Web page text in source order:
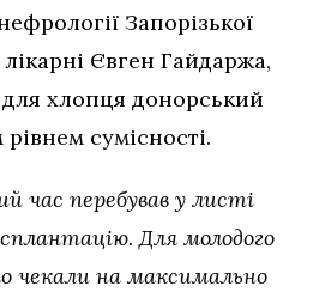
Запорізької
лікарні Євген Гайдаржа,
хлопця донорський
сумісності.
час перебував у листі
Для молодого
чекали на максимально